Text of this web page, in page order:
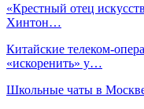
«Крестный отец
Хинтон…
Китайские телеком-
«искоренить» у…
Школьные чаты в